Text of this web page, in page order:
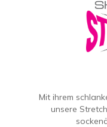
Mit ihrem
unsere